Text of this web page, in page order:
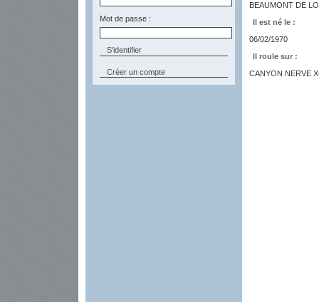
Mot de passe :
Créer un compte
BEAUMONT DE
Il est né le :
06/02/1970
Il roule sur :
CANYON NERVE